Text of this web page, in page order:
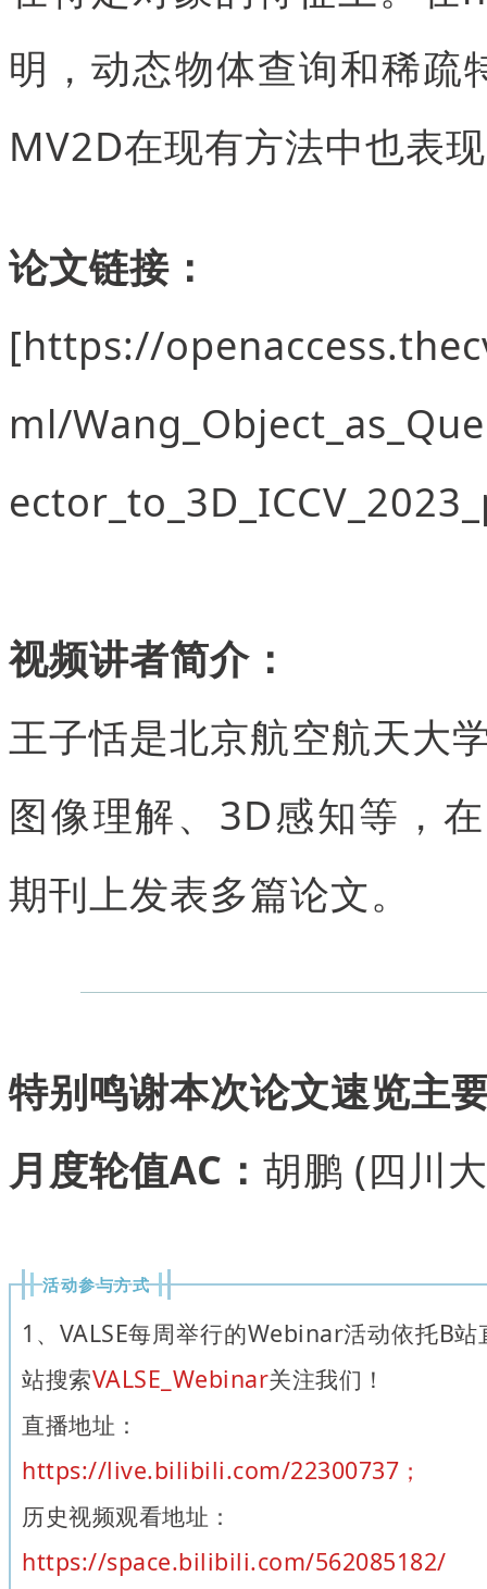
明，动态物体查询和稀
MV2D在现有方法中也表
论文链接：
[https://
ml/
视频讲者简介：
王子恬是北京航空航天大
图像理解、3D感知等，
期刊上发表多篇论文。
特别鸣谢本次论文速览主
月度轮值AC： 胡鹏 (四川
活动参与方式
1、VALSE每周举行的Webinar活动依托B
站搜索VALSE_Webinar关注我们！
直播地址：
https://live.bilibili.com/22300737；
历史视频观看地址：
https://space.bilibili.com/562085182/